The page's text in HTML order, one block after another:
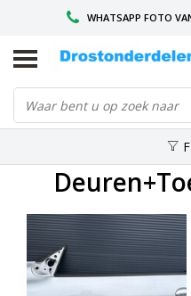
WHATSAPP FOTO
VOOR 16.00